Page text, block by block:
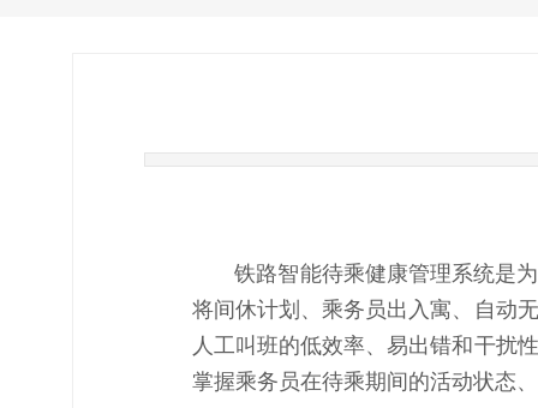
铁路智能待乘健康管理系统是为
将间休计划、乘务员出入寓、自动
人工叫班的低效率、易出错和干扰
掌握乘务员在待乘期间的活动状态